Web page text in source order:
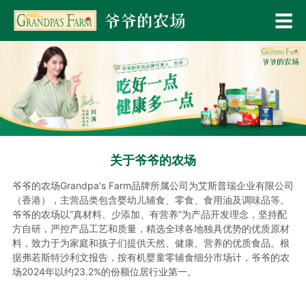
关于爷爷的农场
爷爷的农场Grandpa's Farm品牌所属公司为艾斯普瑞企业有限公司
（香港），主营品类包含婴幼儿辅食、零食、食用油及调味品等。
爷爷的农场以“真材料、少添加、有营养”为产品开发理念，坚持配
方自研，严控产品工艺和质量，精选全球各地独具优势的优质原材
料，致力于为家庭和孩子们提供天然、健康、营养的优质食品。根
据弗若斯特沙利文报告，按有机婴童零辅食细分市场计，爷爷的农
场2024年以约23.2%的份额位居行业第一。